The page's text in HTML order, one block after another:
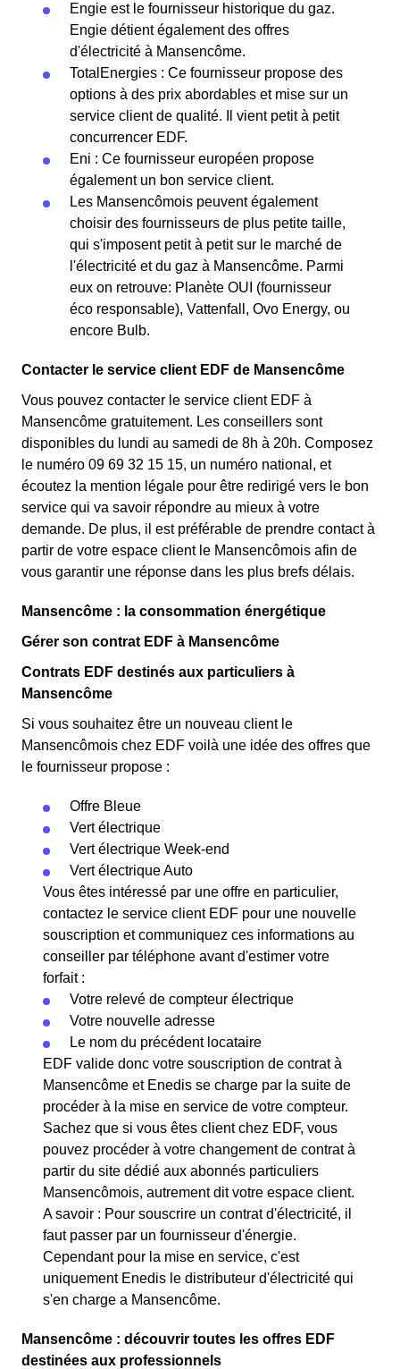
Engie est le fournisseur historique du gaz.
Engie détient également des offres
d'électricité à Mansencôme.
TotalEnergies : Ce fournisseur propose des
options à des prix abordables et mise sur un
service client de qualité. Il vient petit à petit
concurrencer EDF.
Eni : Ce fournisseur européen propose
également un bon service client.
Les Mansencômois peuvent également
choisir des fournisseurs de plus petite taille,
qui s'imposent petit à petit sur le marché de
l'électricité et du gaz à Mansencôme. Parmi
eux on retrouve: Planète OUI (fournisseur
éco responsable), Vattenfall, Ovo Energy, ou
encore Bulb.
Contacter le service client EDF de Mansencôme
Vous pouvez contacter le service client EDF à
Mansencôme gratuitement. Les conseillers sont
disponibles du lundi au samedi de 8h à 20h. Composez
le numéro 09 69 32 15 15, un numéro national, et
écoutez la mention légale pour être redirigé vers le bon
service qui va savoir répondre au mieux à votre
demande. De plus, il est préférable de prendre contact à
partir de votre espace client le Mansencômois afin de
vous garantir une réponse dans les plus brefs délais.
Mansencôme : la consommation énergétique
Gérer son contrat EDF à Mansencôme
Contrats EDF destinés aux particuliers à
Mansencôme
Si vous souhaitez être un nouveau client le
Mansencômois chez EDF voilà une idée des offres que
le fournisseur propose :
Offre Bleue
Vert électrique
Vert électrique Week-end
Vert électrique Auto
Vous êtes intéressé par une offre en particulier,
contactez le service client EDF pour une nouvelle
souscription et communiquez ces informations au
conseiller par téléphone avant d'estimer votre
forfait :
Votre relevé de compteur électrique
Votre nouvelle adresse
Le nom du précédent locataire
EDF valide donc votre souscription de contrat à
Mansencôme et Enedis se charge par la suite de
procéder à la mise en service de votre compteur.
Sachez que si vous êtes client chez EDF, vous
pouvez procéder à votre changement de contrat à
partir du site dédié aux abonnés particuliers
Mansencômois, autrement dit votre espace client.
A savoir : Pour souscrire un contrat d'électricité, il
faut passer par un fournisseur d'énergie.
Cependant pour la mise en service, c'est
uniquement Enedis le distributeur d'électricité qui
s'en charge a Mansencôme.
Mansencôme : découvrir toutes les offres EDF
destinées aux professionnels